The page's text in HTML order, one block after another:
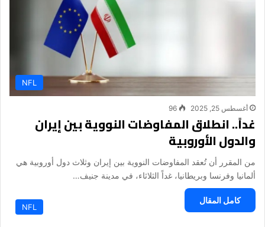
NFL
أغسطس 25, 2025 96
غداً.. انطلاق المفاوضات النووية بين إيران
والدول الأوروبية
من المقرر أن تُعقد المفاوضات النووية بين إيران وثلاث دول أوروبية هي
ألمانيا وفرنسا وبريطانيا، غداً الثلاثاء، في مدينة جنيف…
كامل المقال
NFL